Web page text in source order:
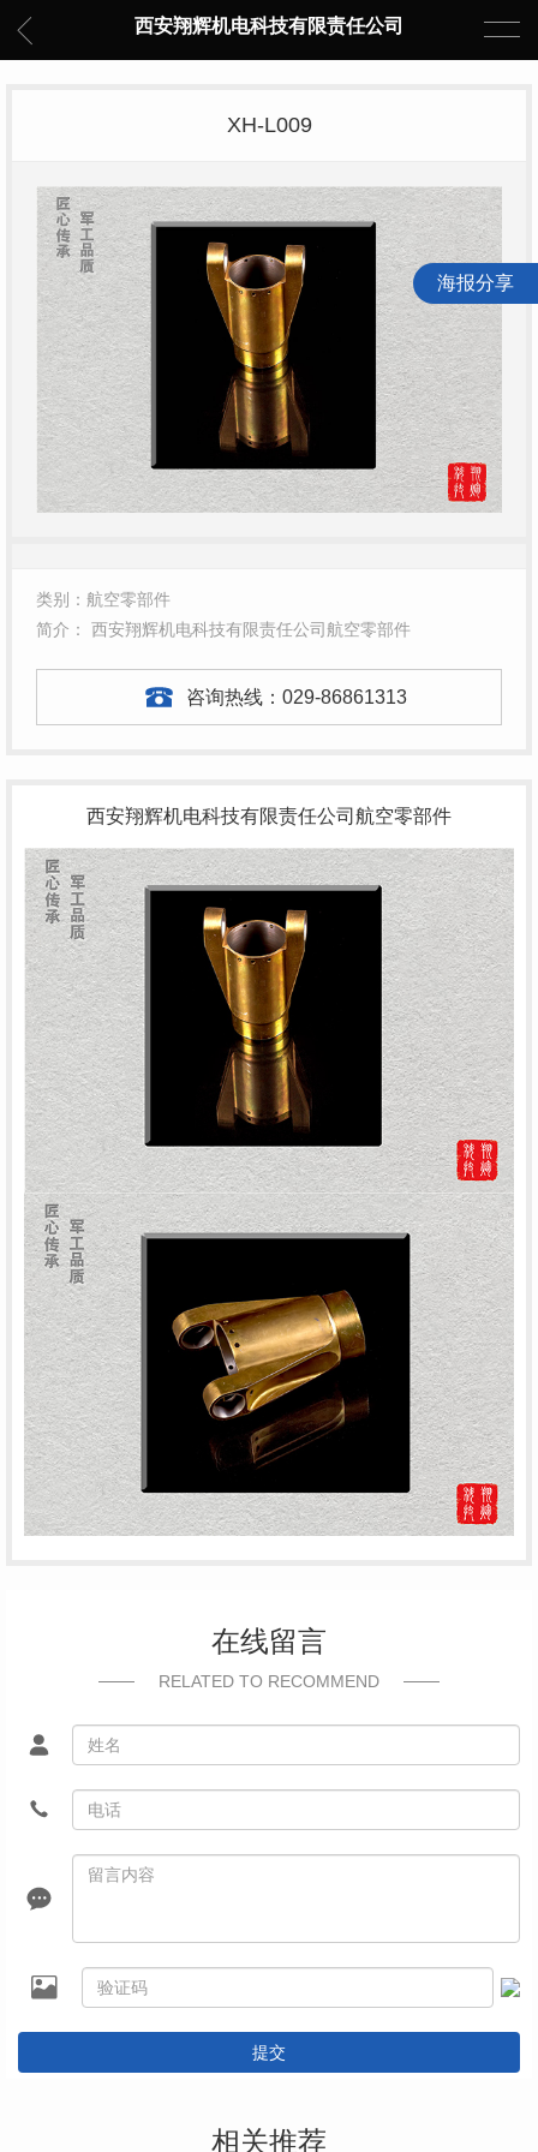
西安翔辉机电科技有限责任公司
XH-L009
类别：航空零部件
简介： 西安翔辉机电科技有限责任公司航空零部件
咨询热线： 029-86861313
西安翔辉机电科技有限责任公司航空零部件
在线留言
RELATED TO RECOMMEND
提交
相关推荐
海报分享